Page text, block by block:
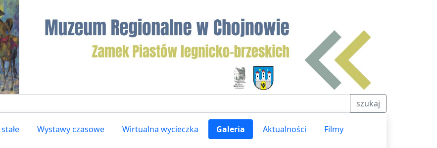
szukaj
Wystawy czasowe Wirtualna wycieczka Galeria Aktualności Filmy